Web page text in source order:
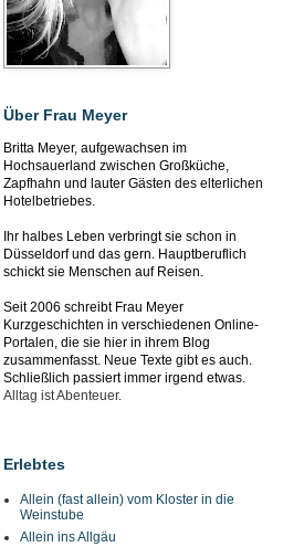
Über Frau Meyer
Britta Meyer, aufgewachsen im
Hochsauerland zwischen Großküche,
Zapfhahn und lauter Gästen des elterlichen
Hotelbetriebes.
Ihr halbes Leben verbringt sie schon in
Düsseldorf und das gern. Hauptberuflich
schickt sie Menschen auf Reisen.
Seit 2006 schreibt Frau Meyer
Kurzgeschichten in verschiedenen Online-
Portalen, die sie hier in ihrem Blog
zusammenfasst. Neue Texte gibt es auch.
Schließlich passiert immer irgend etwas.
Alltag ist Abenteuer.
Erlebtes
Allein (fast allein) vom Kloster in die
Weinstube
Allein ins Allgäu